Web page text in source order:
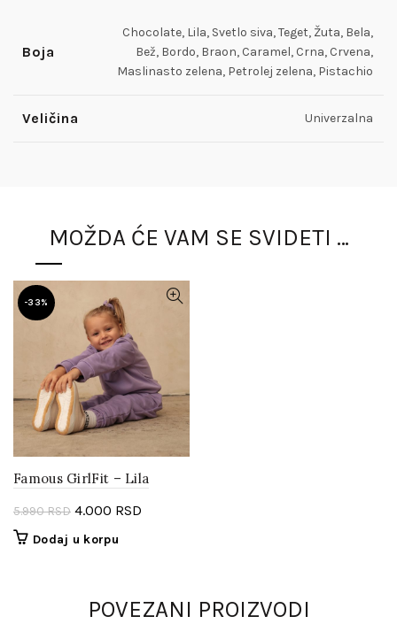
Boja
Chocolate, Lila, Svetlo siva, Teget, Žuta, Bela,
Bež, Bordo, Braon, Caramel, Crna, Crvena,
Maslinasto zelena, Petrolej zelena, Pistachio
Veličina Univerzalna
MOŽDA ĆE VAM SE SVIDETI …
-33%
Famous GirlFit – Lila
5.990RSD Originalna
cena
5.990 RSD.
4.000 RSD
Dodaj u korpu
POVEZANI PROIZVODI